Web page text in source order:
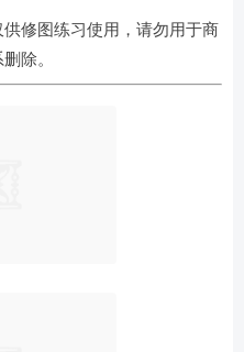
修图练习使用，请勿用于商
除。